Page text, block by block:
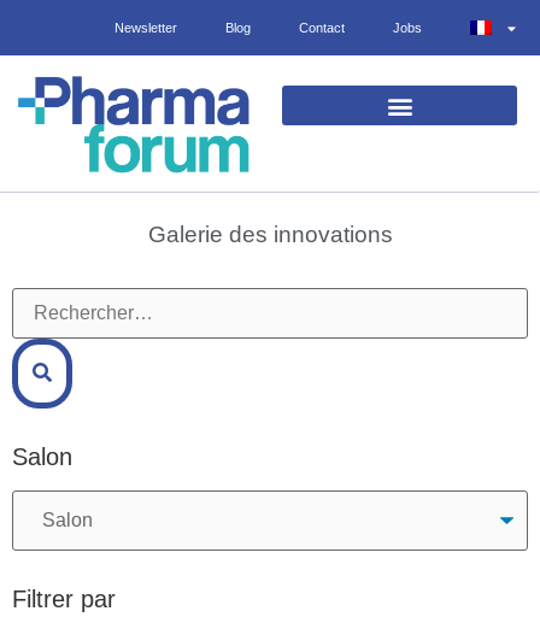
Newsletter Blog Contact Jobs
Galerie des innovations
Salon
Filtrer par